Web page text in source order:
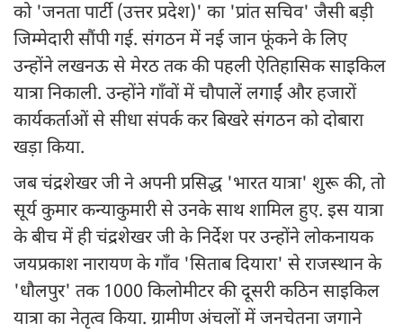
को 'जनता पार्टी (उत्तर प्रदेश)' का 'प्रांत सचिव' जैसी बड़ी
जिम्मेदारी सौंपी गई. संगठन में नई जान फूंकने के लिए
उन्होंने लखनऊ से मेरठ तक की पहली ऐतिहासिक साइकिल
यात्रा निकाली. उन्होंने गाँवों में चौपालें लगाईं और हजारों
कार्यकर्ताओं से सीधा संपर्क कर बिखरे संगठन को दोबारा
खड़ा किया.
जब चंद्रशेखर जी ने अपनी प्रसिद्ध 'भारत यात्रा' शुरू की, तो
सूर्य कुमार कन्याकुमारी से उनके साथ शामिल हुए. इस यात्रा
के बीच में ही चंद्रशेखर जी के निर्देश पर उन्होंने लोकनायक
जयप्रकाश नारायण के गाँव 'सिताब दियारा' से राजस्थान के
'धौलपुर' तक 1000 किलोमीटर की दूसरी कठिन साइकिल
यात्रा का नेतृत्व किया. ग्रामीण अंचलों में जनचेतना जगाने